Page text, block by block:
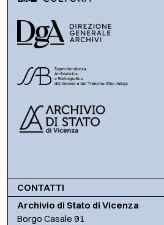
CONTATTI
Archivio di Stato di Vicenza
Borgo Casale 91